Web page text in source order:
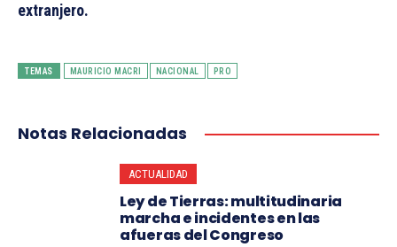
extranjero.
TEMAS MAURICIO MACRI NACIONAL PRO
Notas Relacionadas
ACTUALIDAD
Ley de Tierras: multitudinaria
marcha e incidentes en las
afueras del Congreso